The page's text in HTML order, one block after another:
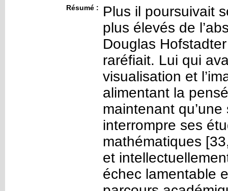
Résumé :
Plus il poursuivait
plus élevés de
Douglas
raréfiait. Lui qui
visualisation et
alimentant la
maintenant qu’une
interrompre ses
mathématiques
et
échec lamentable